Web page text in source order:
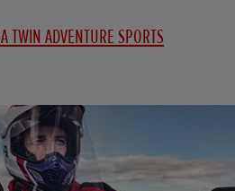
TWIN ADVENTURE SPORTS